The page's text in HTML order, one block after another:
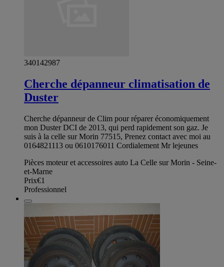
340142987
Cherche dépanneur climatisation de
Duster
Cherche dépanneur de Clim pour réparer économiquement
mon Duster DCI de 2013, qui perd rapidement son gaz. Je
suis à la celle sur Morin 77515, Prenez contact avec moi au
0164821113 ou 0610176011 Cordialement Mr lejeunes
Pièces moteur et accessoires auto La Celle sur Morin - Seine-
et-Marne
Prix€1
Professionnel